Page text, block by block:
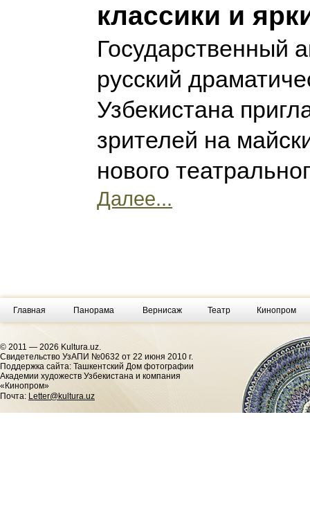
классики и
Государственный
русский
Узбекистана
зрителей на
нового
Далее...
Главная Панорама Вернисаж Театр Кинопром
© 2011 — 2026 Kultura.uz.
Cвидетельство УзАПИ №0632 от 22 июня 2010 г.
Поддержка сайта: Ташкентский Дом фотографии
Академии художеств Узбекистана и компания
«Кинопром»
Почта: Letter@kultura.uz